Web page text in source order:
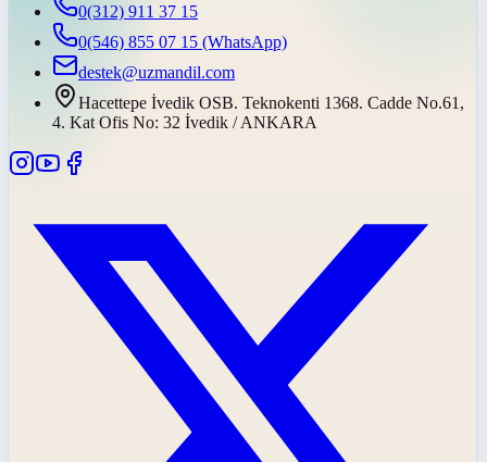
0(312) 911 37 15
0(546) 855 07 15 (WhatsApp)
destek@uzmandil.com
Hacettepe İvedik OSB. Teknokenti 1368. Cadde No.61,
4. Kat Ofis No: 32 İvedik / ANKARA